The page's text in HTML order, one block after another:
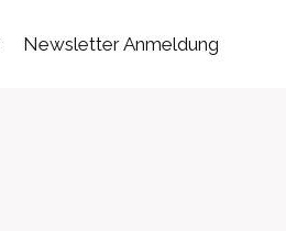
Newsletter Anmeldung